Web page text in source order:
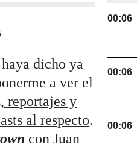
dicho ya
a ver el
reportajes y
al respecto.
con Juan
00:06
00:06
00:06